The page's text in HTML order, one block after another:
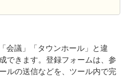
会議」「タウンホール」と違
できます。登録フォームは、参
ルの送信などを、ツール内で完